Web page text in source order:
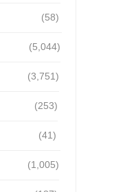
(58)
(5,044)
(3,751)
(253)
(41)
(1,005)